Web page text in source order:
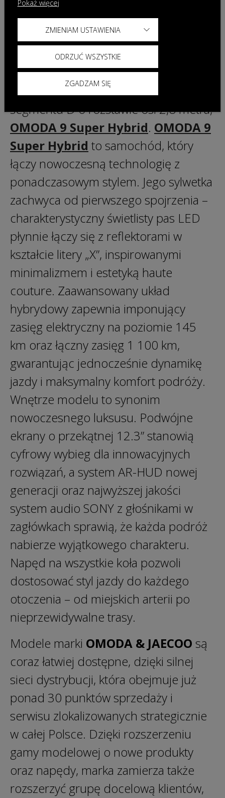
km przebiegu.
Kolejnym modelem, który zostanie
wprowadzony do sprzedaży na rynek
polski na przełomie kwietnia i maja
tego roku jest luksusowy SUV
segmentu D o rozstawie osi 2,8 metra,
OMODA 9 Super Hybrid. OMODA 9
Super Hybrid to samochód, który
łączy nowoczesną technologię z
ponadczasowym stylem. Jego sylwetka
zachwyca od pierwszego spojrzenia –
charakterystyczny świetlisty pas LED
płynnie łączy się z reflektorami w
kształcie litery „X”, inspirowanymi
minimalizmem i estetyką haute
couture. Zaawansowany układ
hybrydowy zapewnia imponujący
zasięg elektryczny na poziomie 145
km oraz łączny zasięg 1 100 km,
gwarantując jednocześnie dynamikę
jazdy i maksymalny komfort podróży.
Wnętrze modelu to synonim
nowoczesnego luksusu. Podwójne
ekrany o przekątnej 12.3” stanowią
cyfrowy wybieg dla innowacyjnych
rozwiązań, a system AR-HUD nowej
generacji oraz najwyższej jakości
system audio SONY z głośnikami w
zagłówkach sprawią, że każda podróż
nabierze wyjątkowego charakteru.
Napęd na wszystkie koła pozwoli
dostosować styl jazdy do każdego
otoczenia – od miejskich arterii po
nieprzewidywalne trasy.
Modele marki OMODA & JAECOO są
coraz łatwiej dostępne, dzięki silnej
sieci dystrybucji, która obejmuje już
ponad 30 punktów sprzedaży i
serwisu zlokalizowanych strategicznie
w całej Polsce. Dzięki rozszerzeniu
gamy modelowej o nowe produkty
oraz napędy, marka zamierza także
rozszerzyć grupę docelową klientów,
Pokaż więcej
ZMIENIAM USTAWIENIA
ODRZUĆ WSZYSTKIE
ZGADZAM SIĘ